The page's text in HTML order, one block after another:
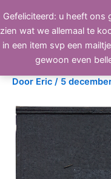
Gefeliciteerd: u heeft ons
zien wat we allemaal te
in een item svp een
gewoon even
naar
de
inhoud
BEELD,
Paso
Door Eric / 5